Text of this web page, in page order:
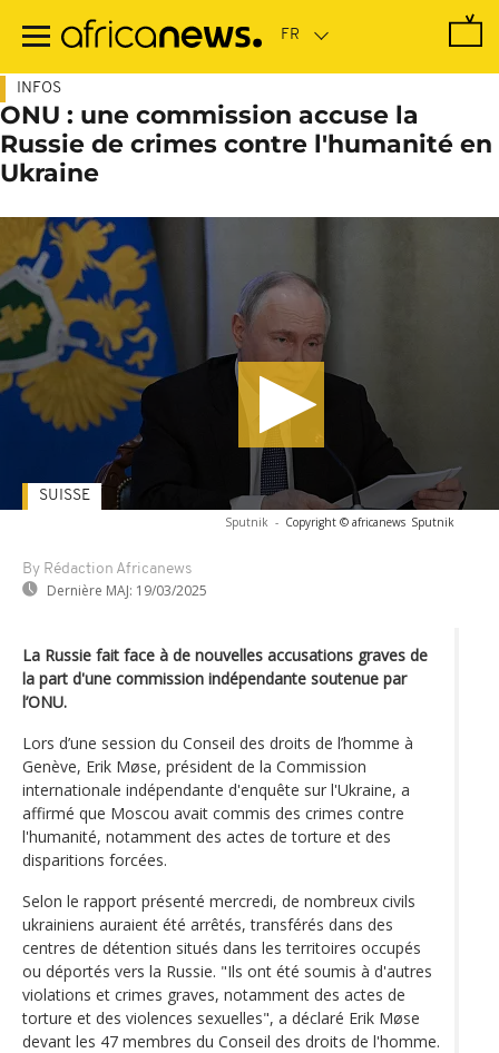
contenu
INFOS
ONU : une commission accuse la
Russie de crimes contre l'humanité en
Ukraine
Sputnik - Copyright © africanews Sputnik
By Rédaction Africanews
Dernière MAJ: 19/03/2025
SUISSE
La Russie fait face à de nouvelles accusations graves de
la part d'une commission indépendante soutenue par
l’ONU.
Lors d’une session du Conseil des droits de l’homme à
Genève, Erik Møse, président de la Commission
internationale indépendante d'enquête sur l'Ukraine, a
affirmé que Moscou avait commis des crimes contre
l'humanité, notamment des actes de torture et des
disparitions forcées.
Selon le rapport présenté mercredi, de nombreux civils
ukrainiens auraient été arrêtés, transférés dans des
centres de détention situés dans les territoires occupés
ou déportés vers la Russie. "Ils ont été soumis à d'autres
violations et crimes graves, notamment des actes de
torture et des violences sexuelles", a déclaré Erik Møse
devant les 47 membres du Conseil des droits de l'homme.